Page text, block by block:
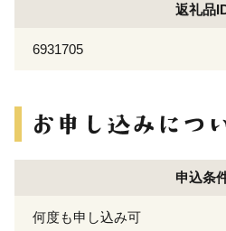
返礼品
6931705
申込条
何度も申し込み可